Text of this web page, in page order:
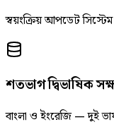
স্বয়ংক্রিয় আপডেট
শতভাগ দ্বিভাষিক
বাংলা ও ইংরেজি — দুই